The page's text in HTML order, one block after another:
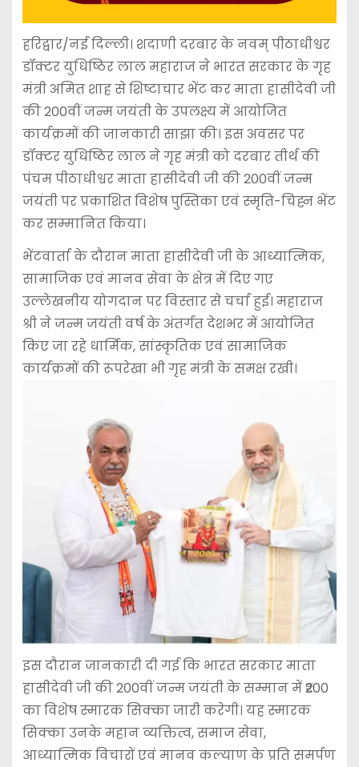
हरिद्वार/नई दिल्ली। शदाणी दरबार के नवम् पीठाधीश्वर
डॉक्टर युधिष्ठिर लाल महाराज ने भारत सरकार के गृह
मंत्री अमित शाह से शिष्टाचार भेंट कर माता हासीदेवी जी
की 200वीं जन्म जयंती के उपलक्ष्य में आयोजित
कार्यक्रमों की जानकारी साझा की। इस अवसर पर
डॉक्टर युधिष्ठिर लाल ने गृह मंत्री को दरबार तीर्थ की
पंचम पीठाधीश्वर माता हासीदेवी जी की 200वीं जन्म
जयंती पर प्रकाशित विशेष पुस्तिका एवं स्मृति-चिह्न भेंट
कर सम्मानित किया।
भेंटवार्ता के दौरान माता हासीदेवी जी के आध्यात्मिक,
सामाजिक एवं मानव सेवा के क्षेत्र में दिए गए
उल्लेखनीय योगदान पर विस्तार से चर्चा हुई। महाराज
श्री ने जन्म जयंती वर्ष के अंतर्गत देशभर में आयोजित
किए जा रहे धार्मिक, सांस्कृतिक एवं सामाजिक
कार्यक्रमों की रूपरेखा भी गृह मंत्री के समक्ष रखी।
इस दौरान जानकारी दी गई कि भारत सरकार माता
हासीदेवी जी की 200वीं जन्म जयंती के सम्मान में ₹200
का विशेष स्मारक सिक्का जारी करेगी। यह स्मारक
सिक्का उनके महान व्यक्तित्व, समाज सेवा,
आध्यात्मिक विचारों एवं मानव कल्याण के प्रति समर्पण